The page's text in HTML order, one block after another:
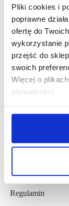
Pliki cookies i
poprawne
ofertę do
wykorzystanie
przejść do
swoich
Więcej o
prywatności.
EL
O nas
Dlaczego Warto
Moje konto
Kontakt
Regulamin